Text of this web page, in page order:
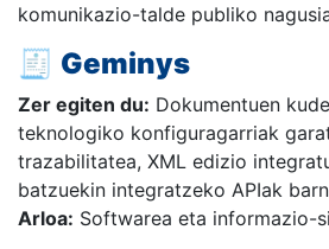
komunikazio-talde publiko
🧾 Geminys
Zer egiten du: Dokumentuen
teknologiko konfiguragarriak
trazabilitatea, XML edizio
batzuekin integratzeko APIak
Arloa: Softwarea eta informazio-